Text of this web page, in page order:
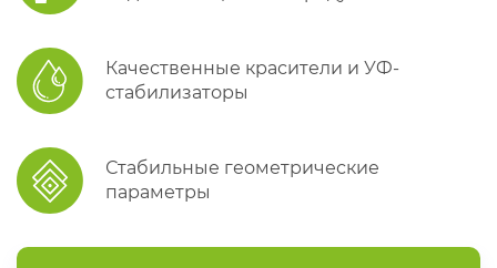
Качественные красители и УФ-
стабилизаторы
Стабильные геометрические
параметры